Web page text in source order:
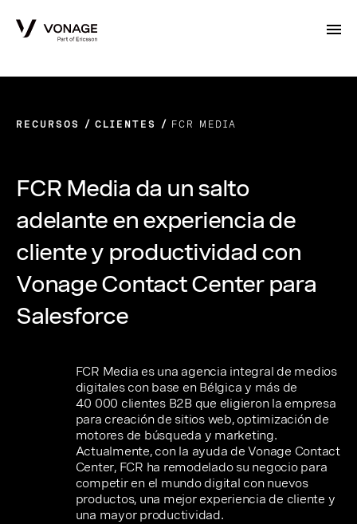
RECURSOS CLIENTES FCR MEDIA
FCR Media da un salto
adelante en experiencia de
cliente y productividad con
Vonage Contact Center para
Salesforce
FCR Media es una agencia integral de medios
digitales con base en Bélgica y más de
40 000 clientes B2B que eligieron la empresa
para creación de sitios web, optimización de
motores de búsqueda y marketing.
Actualmente, con la ayuda de Vonage Contact
Center, FCR ha remodelado su negocio para
competir en el mundo digital con nuevos
productos, una mejor experiencia de cliente y
una mayor productividad.